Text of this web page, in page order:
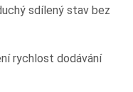
sdílený stav bez
rychlost dodávání